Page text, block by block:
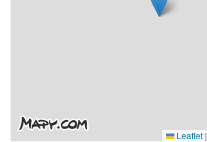
Leaflet |